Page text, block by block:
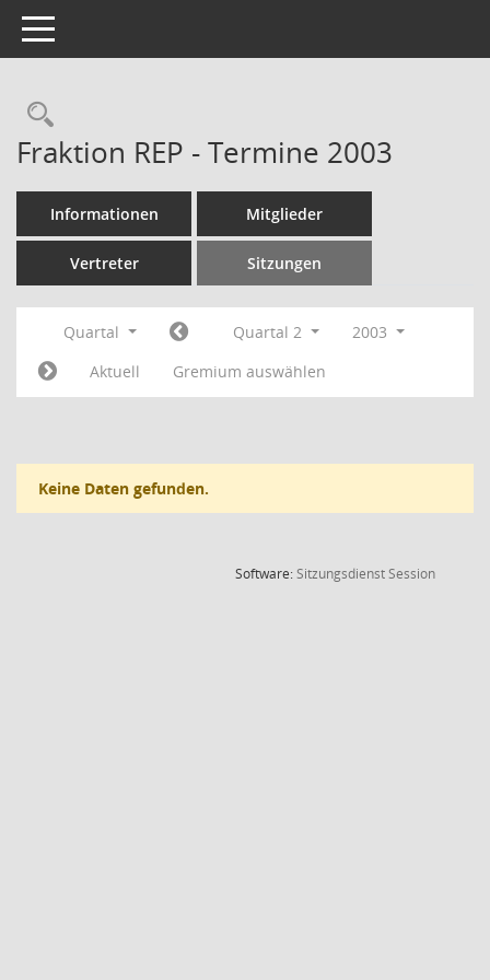
Toggle navigation
Rechercheauswahl
Fraktion REP - Termine 2003
Informationen Mitglieder
Vertreter Sitzungen
Quartal Quartal 2
2003
Aktuell
Gremium auswählen
Keine Daten gefunden.
Software:SitzungsdienstSession(Wird in